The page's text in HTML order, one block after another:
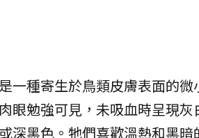
一種寄生於鳥類皮膚表面的
眼勉強可見，未吸血時呈現
深黑色。牠們喜歡溫熱和黑